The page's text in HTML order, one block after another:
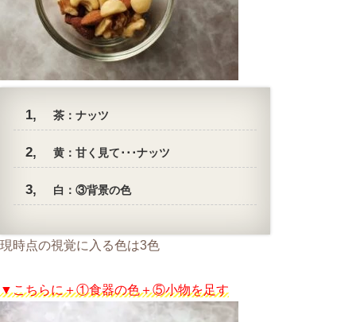
茶：ナッツ
黄：甘く見て･･･ナッツ
白：③背景の色
現時点の視覚に入る色は3色
▼こちらに＋①食器の色＋⑤小物を足す